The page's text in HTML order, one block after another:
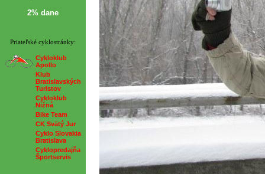
2% dane
Priateľské cyklostránky:
Cykloklub
Apollo
Klub
Bratislavských
Turistov
Cykloklub
Nižná
Bike Team
CK Svätý Jur
Cyklo Slovakia
Bratislava
Cyklopredajňa
Športservis